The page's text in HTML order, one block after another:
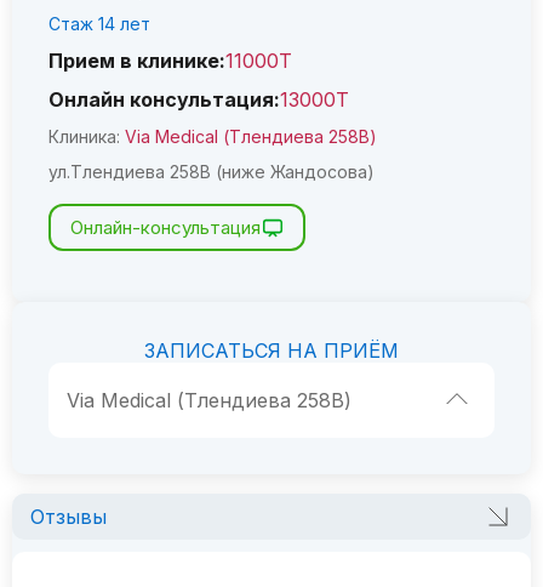
Стаж 14 лет
Прием в клинике:11000Т
Онлайн консультация:13000Т
Клиника: Via Medical (Тлендиева 258В)
ул.Тлендиева 258В (ниже Жандосова)
Онлайн-консультация
ЗАПИСАТЬСЯ НА ПРИЁМ
Via Medical (Тлендиева 258В)
Отзывы